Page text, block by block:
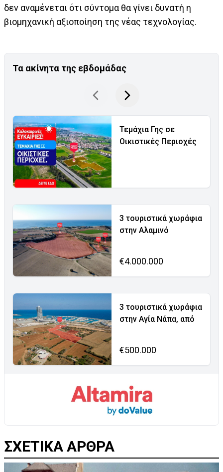
δεν αναμένεται ότι σύντομα θα γίνει δυνατή η
βιομηχανική αξιοποίηση της νέας τεχνολογίας.
Τα ακίνητα της εβδομάδας
Τεμάχια Γης σε
Οικιστικές Περιοχές
3 τουριστικά χωράφια
στην Αλαμινό
€4.000.000
3 τουριστικά χωράφια
στην Αγία Νάπα, από
€500.000
ΣΧΕΤΙΚΑ ΑΡΘΡΑ